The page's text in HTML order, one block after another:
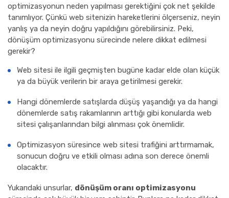
optimizasyonun neden yapılması gerektiğini çok net şekilde
tanımlıyor. Çünkü web sitenizin hareketlerini ölçerseniz, neyin
yanlış ya da neyin doğru yapıldığını görebilirsiniz. Peki,
dönüşüm optimizasyonu sürecinde nelere dikkat edilmesi
gerekir?
Web sitesi ile ilgili geçmişten bugüne kadar elde olan küçük
ya da büyük verilerin bir araya getirilmesi gerekir.
Hangi dönemlerde satışlarda düşüş yaşandığı ya da hangi
dönemlerde satış rakamlarının arttığı gibi konularda web
sitesi çalışanlarından bilgi alınması çok önemlidir.
Optimizasyon süresince web sitesi trafiğini arttırmamak,
sonucun doğru ve etkili olması adına son derece önemli
olacaktır.
Yukarıdaki unsurlar, dönüşüm oranı optimizasyonu